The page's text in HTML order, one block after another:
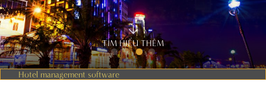
TÌM HIỂU THÊM
Hotel management software